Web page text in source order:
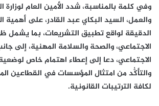
وفي كلمة بالمناسبة، شدد الأمين العام لوزارة
والعمل، السيد البكاي عبد القادر، على أهمية
الدقيقة لواقع تطبيق التشريعات، بما يشمل
الاجتماعي، والصحة والسلامة المهنية، إلى
الاجتماعي، دعا إلى إعطاء اهتمام خاص لوضعية
والتأكُّد من امتثال المؤسسات في القطاعين
لكافة الترتيبات القانونية.